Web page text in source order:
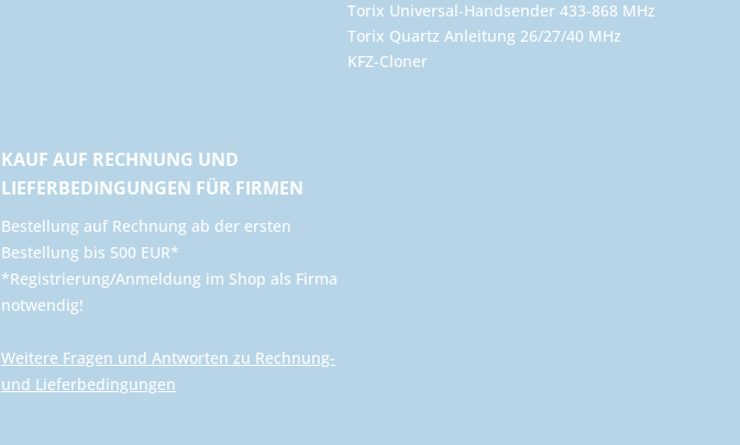
Torix Universal-Handsender 433-868 MHz
Torix Quartz Anleitung 26/27/40 MHz
KFZ-Cloner
KAUF AUF RECHNUNG UND
LIEFERBEDINGUNGEN FÜR FIRMEN
​Bestellung auf Rechnung ab der ersten
Bestellung bis 500 EUR*
*Registrierung/Anmeldung im Shop als Firma
notwendig!
Weitere Fragen und Antworten zu Rechnung-
und Lieferbedingungen